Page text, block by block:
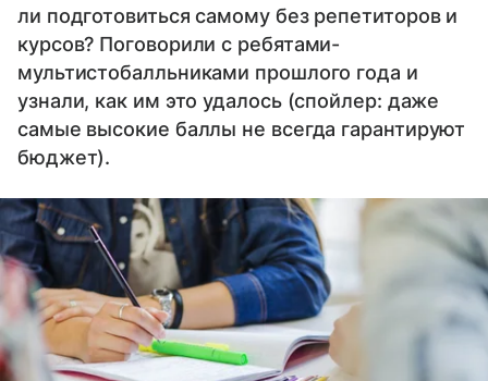
ли подготовиться самому без репетиторов и
курсов? Поговорили с ребятами-
мультистобалльниками прошлого года и
узнали, как им это удалось (спойлер: даже
самые высокие баллы не всегда гарантируют
бюджет).